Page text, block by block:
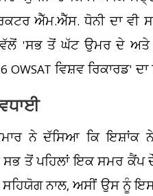
ਐੱਮ.ਐੱਸ. ਧੋਨੀ ਦਾ ਵੀ
ਵੱਲੋਂ 'ਸਭ ਤੋਂ ਘੱਟ ਉਮਰ ਦੇ
ਵਿਸ਼ਵ ਰਿਕਾਰਡ' ਦਾ
ਨੇ ਦੱਸਿਆ ਕਿ ਇਸ਼ਾਂਕ
ਸਭ ਤੋਂ ਪਹਿਲਾਂ ਇਕ ਸਮਰ ਕੈਂਪ
ਸਹਿਯੋਗ ਨਾਲ, ਅਸੀਂ ਉਸ ਨੂੰ